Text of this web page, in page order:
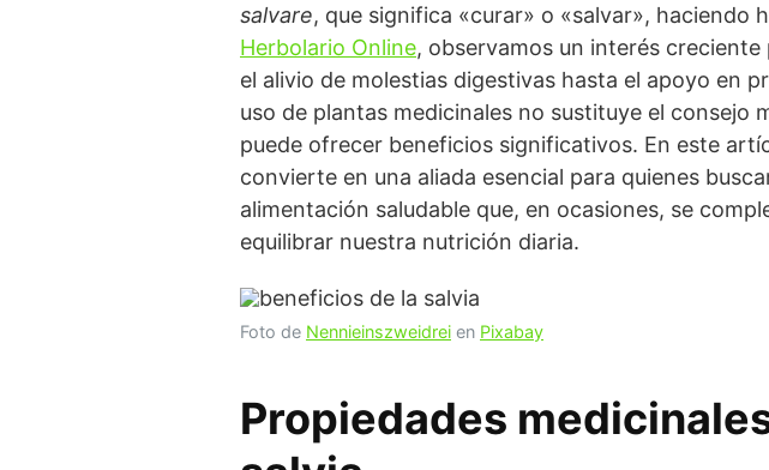
salvare, que significa «curar» o «salvar», haciendo
Herbolario Online, observamos un interés
el alivio de molestias digestivas hasta el apoyo en
uso de plantas medicinales no sustituye el consejo
puede ofrecer beneficios significativos. En este
convierte en una aliada esencial para quienes
alimentación saludable que, en ocasiones, se
equilibrar nuestra nutrición diaria.
Foto de Nennieinszweidrei en Pixabay
Propiedades